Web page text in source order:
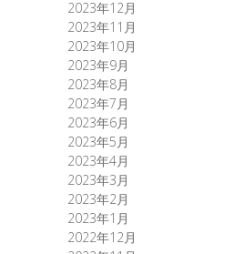
2023年12月
2023年11月
2023年10月
2023年9月
2023年8月
2023年7月
2023年6月
2023年5月
2023年4月
2023年3月
2023年2月
2023年1月
2022年12月